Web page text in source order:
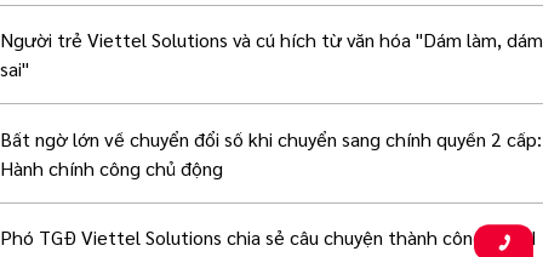
Người trẻ Viettel Solutions và cú hích từ văn hóa "Dám làm, dám
sai"
Bất ngờ lớn về chuyển đổi số khi chuyển sang chính quyền 2 cấp:
Hành chính công chủ động
Phó TGĐ Viettel Solutions chia sẻ câu chuyện thành công với AI